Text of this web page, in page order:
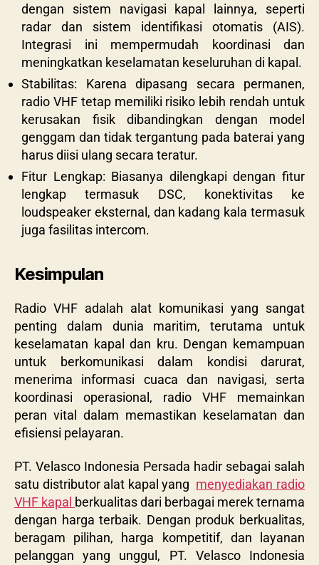
dengan sistem navigasi kapal lainnya, seperti
radar dan sistem identifikasi otomatis (AIS).
Integrasi ini mempermudah koordinasi dan
meningkatkan keselamatan keseluruhan di kapal.
Stabilitas: Karena dipasang secara permanen,
radio VHF tetap memiliki risiko lebih rendah untuk
kerusakan fisik dibandingkan dengan model
genggam dan tidak tergantung pada baterai yang
harus diisi ulang secara teratur.
Fitur Lengkap: Biasanya dilengkapi dengan fitur
lengkap termasuk DSC, konektivitas ke
loudspeaker eksternal, dan kadang kala termasuk
juga fasilitas intercom.
Kesimpulan
Radio VHF adalah alat komunikasi yang sangat
penting dalam dunia maritim, terutama untuk
keselamatan kapal dan kru. Dengan kemampuan
untuk berkomunikasi dalam kondisi darurat,
menerima informasi cuaca dan navigasi, serta
koordinasi operasional, radio VHF memainkan
peran vital dalam memastikan keselamatan dan
efisiensi pelayaran.
PT. Velasco Indonesia Persada hadir sebagai salah
satu distributor alat kapal yang menyediakan radio
VHF kapal berkualitas dari berbagai merek ternama
dengan harga terbaik. Dengan produk berkualitas,
beragam pilihan, harga kompetitif, dan layanan
pelanggan yang unggul, PT. Velasco Indonesia